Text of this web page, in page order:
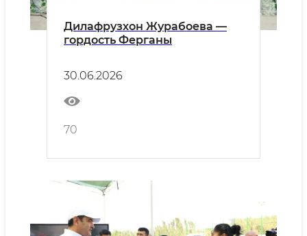
Дилафрузхон Журабоева —
гордость Ферганы
30.06.2026
70